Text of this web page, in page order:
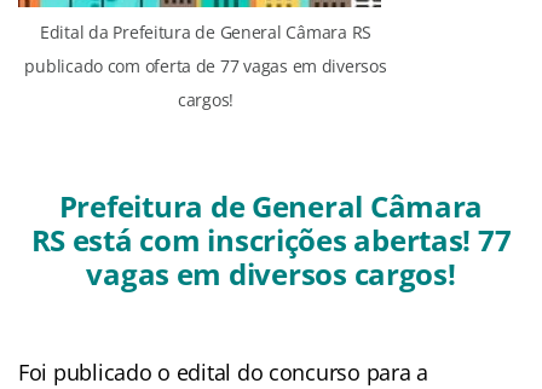
Edital da Prefeitura de General Câmara RS
publicado com oferta de 77 vagas em diversos
cargos!
Prefeitura de General Câmara
RS está com inscrições abertas! 77
vagas em diversos cargos!
Foi publicado o edital do concurso para a